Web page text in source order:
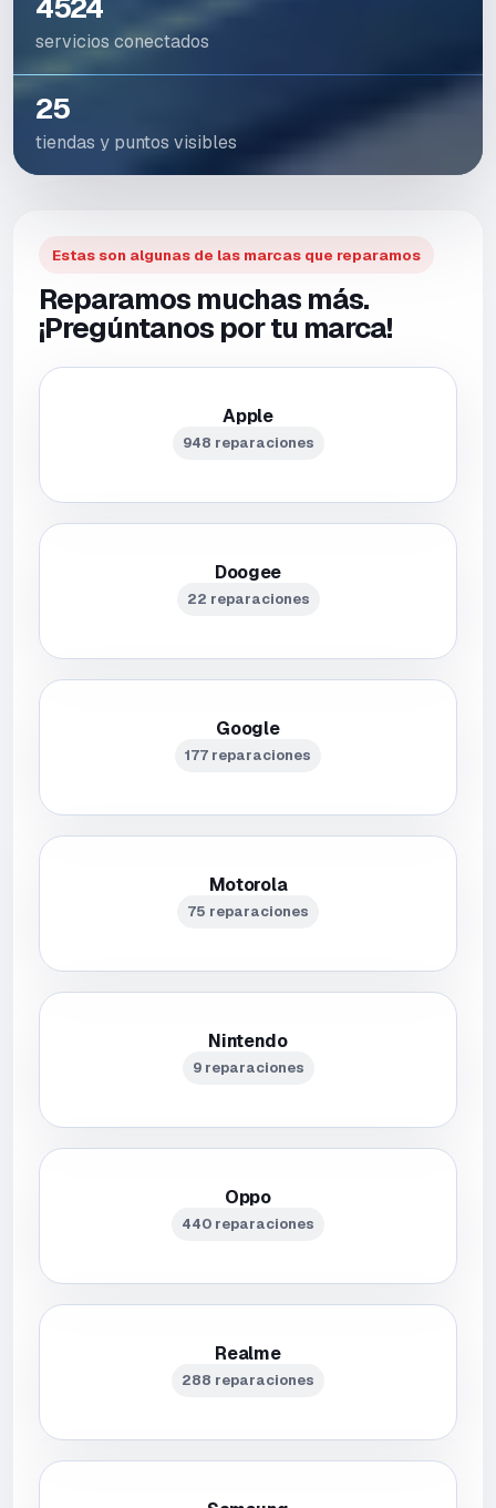
4524
servicios conectados
25
tiendas y puntos visibles
Estas son algunas de las marcas que reparamos
Reparamos muchas más.
¡Pregúntanos por tu marca!
Apple
948 reparaciones
Doogee
22 reparaciones
Google
177 reparaciones
Motorola
75 reparaciones
Nintendo
9 reparaciones
Oppo
440 reparaciones
Realme
288 reparaciones